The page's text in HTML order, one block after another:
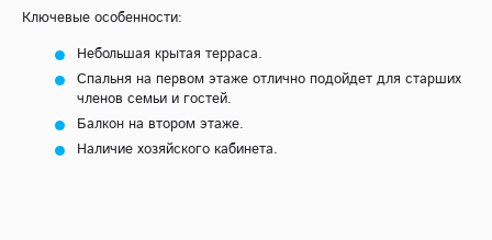
Ключевые особенности:
Небольшая крытая терраса.
Спальня на первом этаже отлично подойдет для старших
членов семьи и гостей.
Балкон на втором этаже.
Наличие хозяйского кабинета.